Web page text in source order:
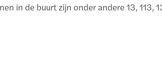
in de buurt zijn onder andere 13, 113,